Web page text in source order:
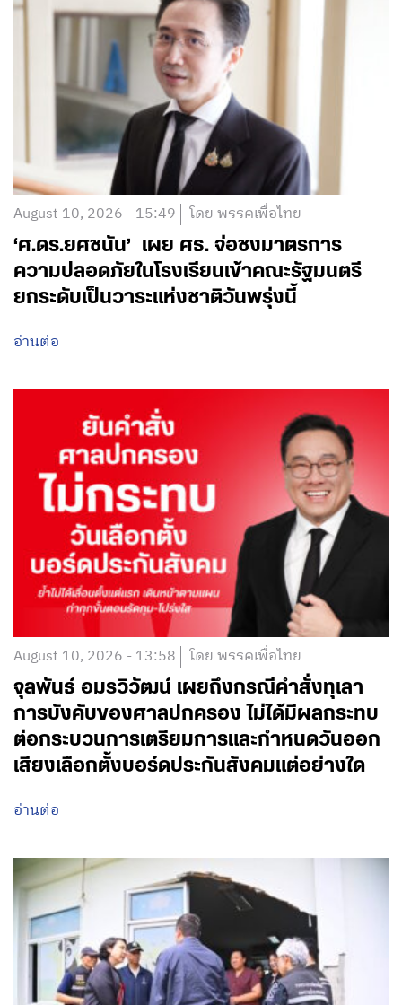
August 10, 2026 - 15:49 โดย พรรคเพื่อไทย
‘ศ.ดร.ยศชนัน’ เผย ศธ. จ่อชงมาตรการ
ความปลอดภัยในโรงเรียนเข้าคณะรัฐมนตรี
ยกระดับเป็นวาระแห่งชาติวันพรุ่งนี้
อ่านต่อ
August 10, 2026 - 13:58 โดย พรรคเพื่อไทย
จุลพันธ์ อมรวิวัฒน์ เผยถึงกรณีคำสั่งทุเลา
การบังคับของศาลปกครอง ไม่ได้มีผลกระทบ
ต่อกระบวนการเตรียมการและกำหนดวันออก
เสียงเลือกตั้งบอร์ดประกันสังคมแต่อย่างใด
อ่านต่อ